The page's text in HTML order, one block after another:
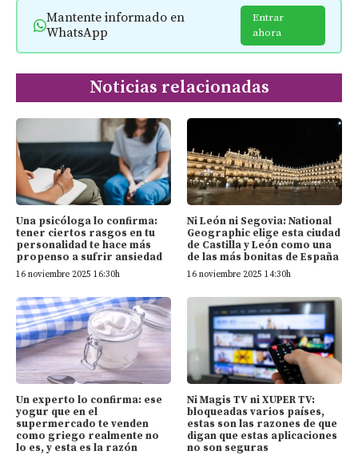
Mantente informado en
WhatsApp
Entrar
ahora
Noticias relacionadas
Una psicóloga lo confirma:
tener ciertos rasgos en tu
personalidad te hace más
propenso a sufrir ansiedad
16 noviembre 2025 16:30h
Ni León ni Segovia: National
Geographic elige esta ciudad
de Castilla y León como una
de las más bonitas de España
16 noviembre 2025 14:30h
Un experto lo confirma: ese
yogur que en el
supermercado te venden
como griego realmente no
lo es, y esta es la razón
Ni Magis TV ni XUPER TV:
bloqueadas varios países,
estas son las razones de que
digan que estas aplicaciones
no son seguras